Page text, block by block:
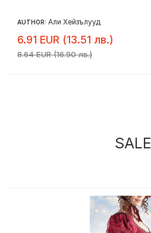
AUTHOR: Али Хейзълууд
6.91 EUR (13.51 лв.)
8.64 EUR (16.90 лв.)
SALE